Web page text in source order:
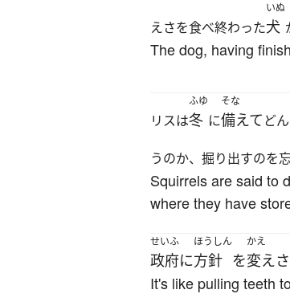
えさを食べ終わった
いぬ
犬
The dog, having
リスは
ふゆ
冬 に
そな
備えてど
うのか、掘り出すのを
Squirrels are said to
where they have
せいふ
政府に
ほうしん
方針 を
かえ
変え
It's like pulling teeth